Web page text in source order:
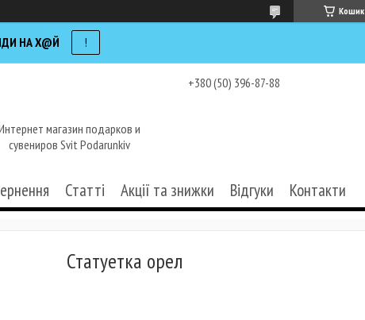
Кошик
НА Х@Й !
+380 (50) 396-87-88
магазин подарков и
сувениров Svit Podarunkiv
Статті Акції та знижки Відгуки Контакти
Статуетка орел